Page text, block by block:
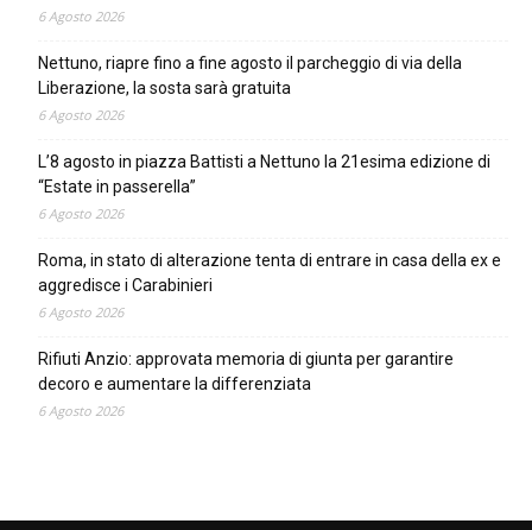
6 Agosto 2026
Nettuno, riapre fino a fine agosto il parcheggio di via della
Liberazione, la sosta sarà gratuita
6 Agosto 2026
L’8 agosto in piazza Battisti a Nettuno la 21esima edizione di
“Estate in passerella”
6 Agosto 2026
Roma, in stato di alterazione tenta di entrare in casa della ex e
aggredisce i Carabinieri
6 Agosto 2026
Rifiuti Anzio: approvata memoria di giunta per garantire
decoro e aumentare la differenziata
6 Agosto 2026